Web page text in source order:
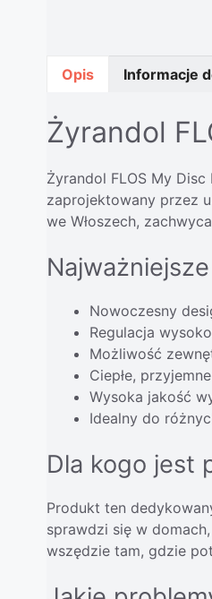
Opis Informacje
Żyrandol
Żyrandol FLOS My
zaprojektowany przez
we Włoszech,
Nowoczesny
Regulacja
Możliwość
Ciepłe,
Wysoka jakość
Idealny do
Dla kogo jest
Produkt ten
sprawdzi się w
wszędzie tam, gdzie